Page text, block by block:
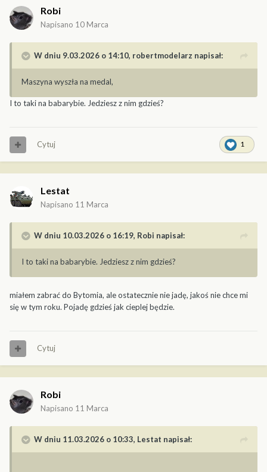
Robi
Napisano 10 Marca
W dniu 9.03.2026 o 14:10, robertmodelarz napisał:
Maszyna wyszła na medal,
I to taki na babarybie. Jedziesz z nim gdzieś?
1
Cytuj
Lestat
Napisano 11 Marca
W dniu 10.03.2026 o 16:19, Robi napisał:
I to taki na babarybie. Jedziesz z nim gdzieś?
miałem zabrać do Bytomia, ale ostatecznie nie jadę, jakoś nie chce mi
się w tym roku. Pojadę gdzieś jak cieplej będzie.
Cytuj
Robi
Napisano 11 Marca
W dniu 11.03.2026 o 10:33, Lestat napisał: